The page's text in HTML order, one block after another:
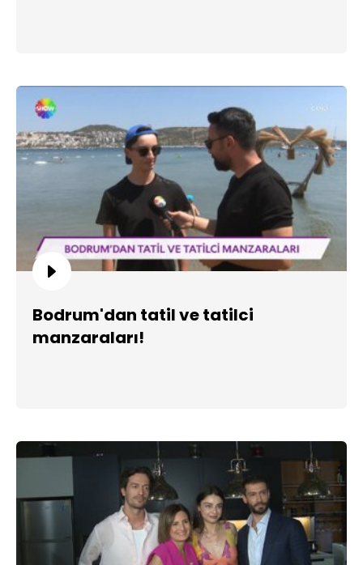
Bodrum'dan tatil ve tatilci
manzaraları!